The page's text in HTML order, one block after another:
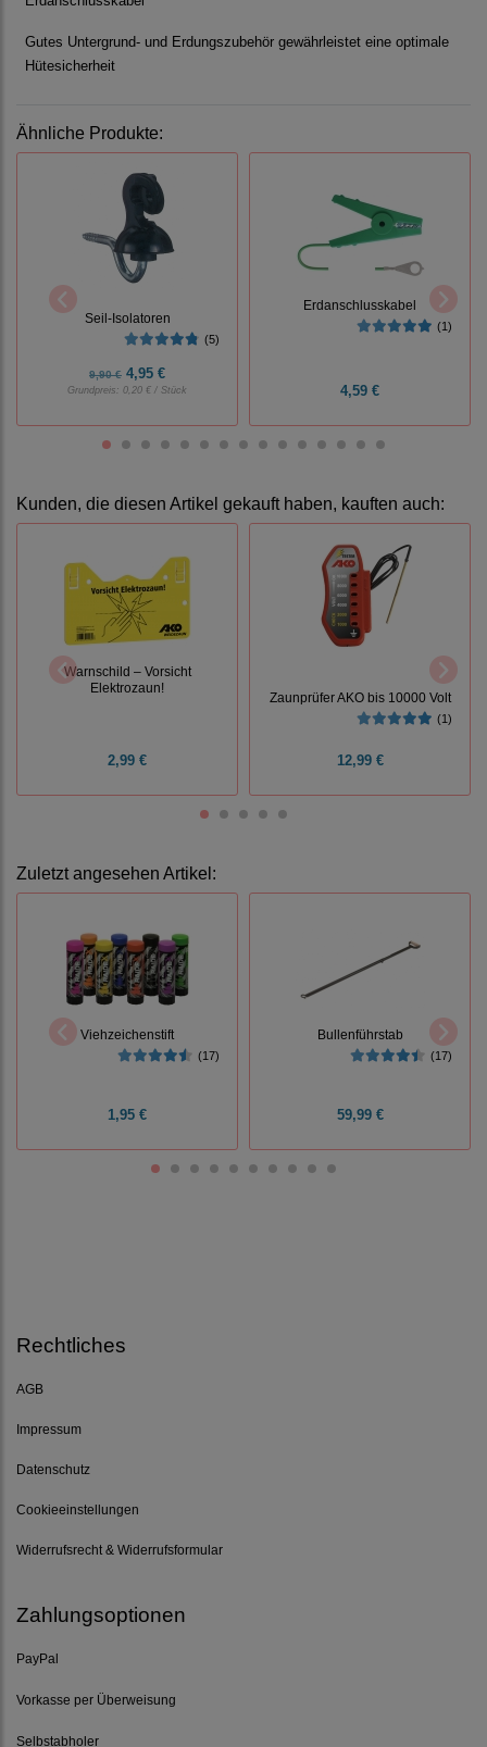
Gutes Untergrund- und Erdungszubehör gewährleistet eine optimale
Hütesicherheit
Ähnliche Produkte:
Seil-Isolatoren
(5)
9,90 € 4,95 €
Grundpreis: 0,20 € / Stück
Erdanschlusskabel
(1)
4,59 €
Kunden, die diesen Artikel gekauft haben, kauften auch:
Warnschild – Vorsicht
Elektrozaun!
2,99 €
Zaunprüfer AKO bis 10000 Volt
(1)
12,99 €
Zuletzt angesehen Artikel:
Viehzeichenstift
(17)
1,95 €
Bullenführstab
(17)
59,99 €
Rechtliches
AGB
Impressum
Datenschutz
Cookieeinstellungen
Widerrufsrecht & Widerrufsformular
Zahlungsoptionen
PayPal
Vorkasse per Überweisung
Selbstabholer